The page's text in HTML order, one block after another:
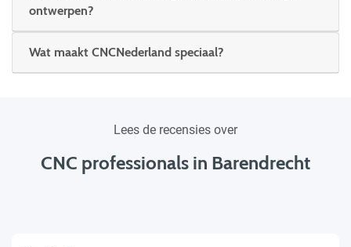
ontwerpen?
Wat maakt CNCNederland speciaal?
Lees de recensies over
CNC professionals in Barendrecht